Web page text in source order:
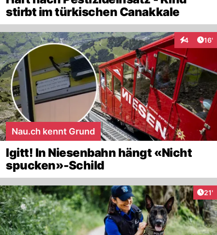
stirbt im türkischen Canakkale
4 16'
Nau.ch kennt Grund
Igitt! In Niesenbahn hängt «Nicht
spucken»-Schild
21'